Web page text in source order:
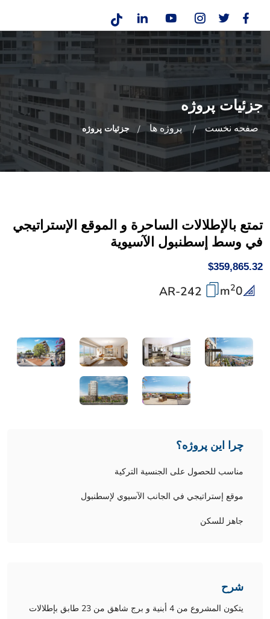
جزئیات پروژه
صفحه نخست پروژه ها جزئیات پروژه
تمتع بالإطلالات الساحرة و الموقع الإستراتيجي
في وسط إسطنبول الآسيوية
$359,865.32
0
m2
چرا این پروژه؟
مناسب للحصول على الجنسية التركية
موقع إستراتيجي في الجانب الآسيوي لإسطنبول
جاهز للسكن
شرح
يتكون المشروع من 4 أبنية و برج شاهق من 23 طابق بإطلالات